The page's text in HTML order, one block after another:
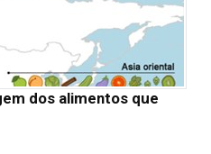
dos alimentos que